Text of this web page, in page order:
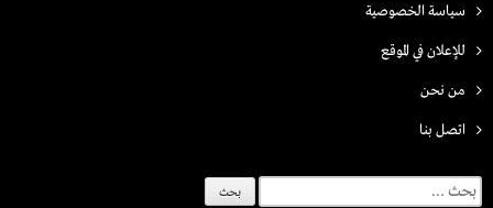
سياسة الخصوصية
للإعلان في الموقع
من نحن
اتصل بنـا
البحث